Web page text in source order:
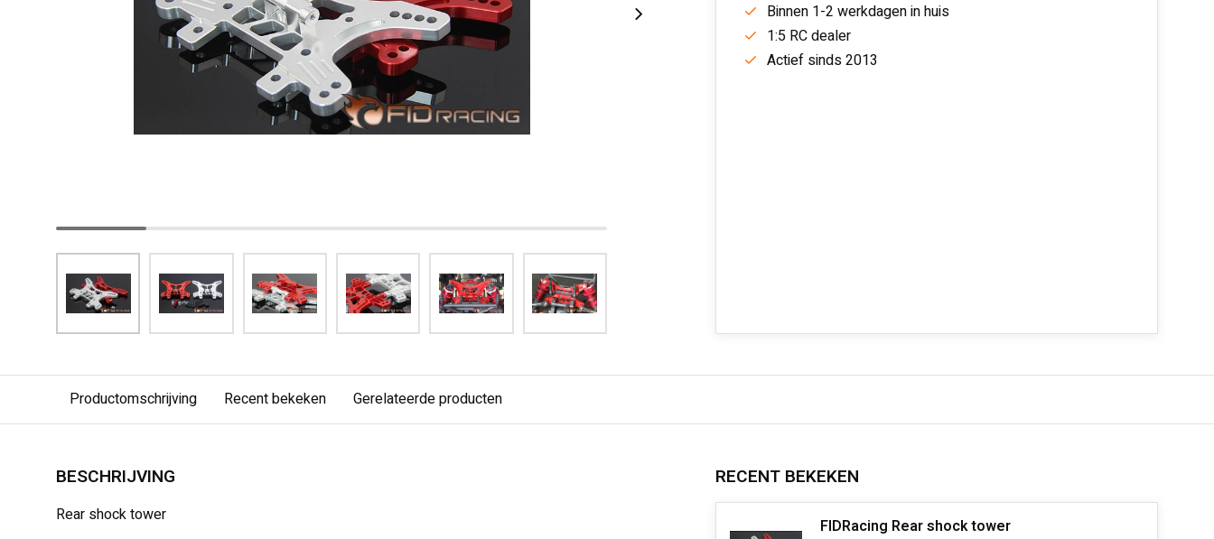
Binnen 1-2 werkdagen in huis
1:5 RC dealer
Actief sinds 2013
Productomschrijving Recent bekeken Gerelateerde producten
BESCHRIJVING
Rear shock tower
RECENT BEKEKEN
FIDRacing Rear shock tower